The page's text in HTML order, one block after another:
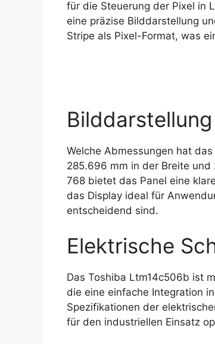
für die Steuerung der Pixel in
eine präzise Bilddarstellung
Stripe als Pixel-Format, was
Bilddarstellung
Welche Abmessungen hat
285.696 mm in der Breite und
768 bietet das Panel eine
das Display ideal für
entscheidend sind.
Elektrische
Das Toshiba Ltm14c506b ist
die eine einfache Integration
Spezifikationen der
für den industriellen Einsatz